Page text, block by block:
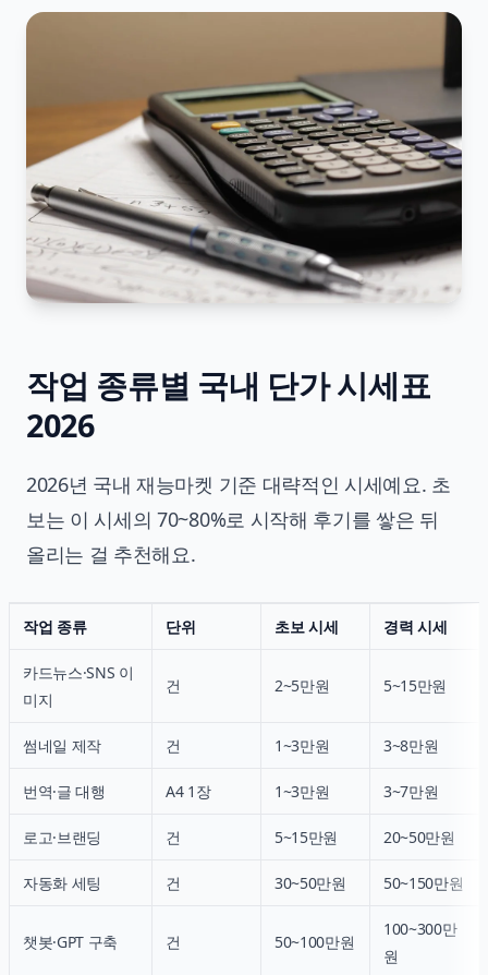
작업 종류별 국내 단가 시세표
2026
2026년 국내 재능마켓 기준 대략적인 시세예요. 초
보는 이 시세의 70~80%로 시작해 후기를 쌓은 뒤
올리는 걸 추천해요.
작업 종류 단위 초보 시세 경력 시세
카드뉴스·SNS 이
미지
건 2~5만원 5~15만원
썸네일 제작 건 1~3만원 3~8만원
번역·글 대행 A4 1장 1~3만원 3~7만원
로고·브랜딩 건 5~15만원 20~50만원
자동화 세팅 건 30~50만원 50~150만원
챗봇·GPT 구축 건 50~100만원
100~300만
원